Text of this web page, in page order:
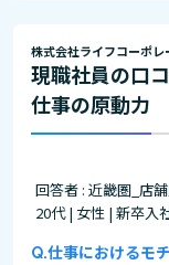
株式会社ライフコーポレ
現職社員の口
仕事の原動力
回答者 : 近畿圏_店
20代 | 女性 | 新卒入
仕事におけるモ